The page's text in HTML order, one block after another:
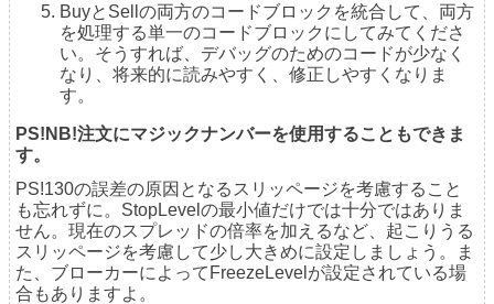
BuyとSellの両方のコードブロックを統合して、両方
を処理する単一のコードブロックにしてみてくださ
い。そうすれば、デバッグのためのコードが少なく
なり、将来的に読みやすく、修正しやすくなりま
す。
PS!NB!注文にマジックナンバーを使用することもできま
す。
PS!130の誤差の原因となるスリッページを考慮すること
も忘れずに。StopLevelの最小値だけでは十分ではありま
せん。現在のスプレッドの倍率を加えるなど、起こりうる
スリッページを考慮して少し大きめに設定しましょう。ま
た、ブローカーによってFreezeLevelが設定されている場
合もありますよ。